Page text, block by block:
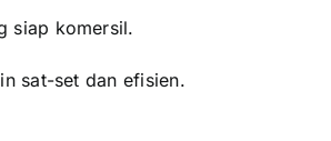
siap komersil.
sat-set dan efisien.